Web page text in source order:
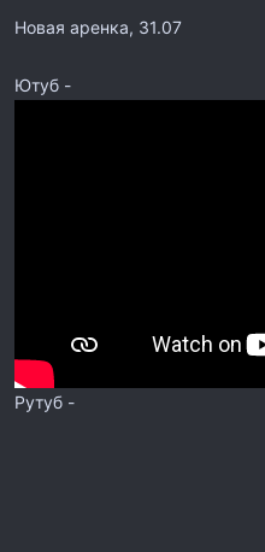
Новая аренка, 31.07
Ютуб -
Рутуб -